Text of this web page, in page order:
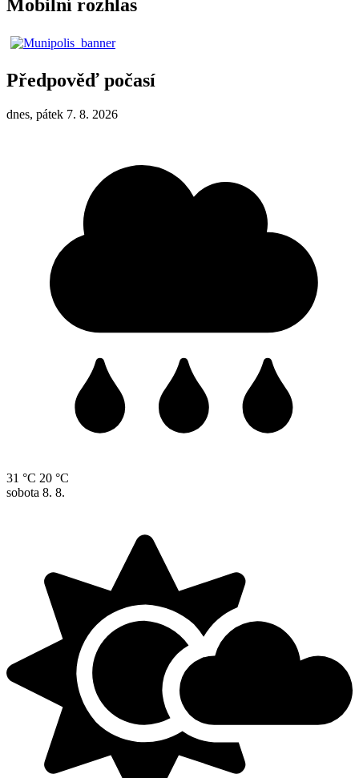
Mobilní rozhlas
Předpověď počasí
dnes, pátek 7. 8. 2026
31 °C 20 °C
sobota 8. 8.